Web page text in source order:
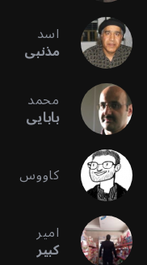
اسد
مذنبی
محمد
بابایی
کاووس
امیر
کبیر